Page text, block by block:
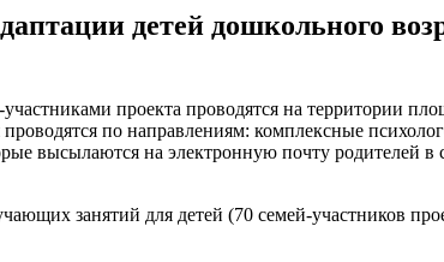
детей дошкольного
проекта проводятся на
по направлениям: комплексные
высылаются на электронную почту родителей
занятий для детей (70 семей-участников